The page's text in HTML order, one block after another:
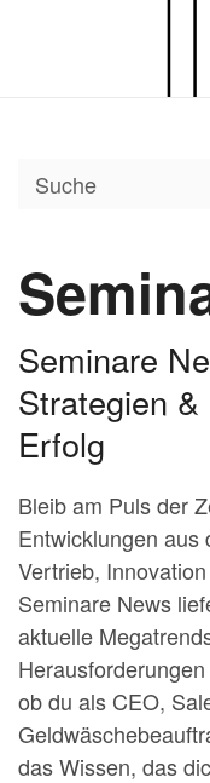
Seminare
Strategien
Erfolg
Bleib am Puls der
Entwicklungen aus
Vertrieb,
Seminare News
aktuelle
ob du als CEO,
das Wissen, das